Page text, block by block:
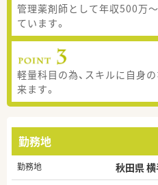
管理薬剤師として年収500万
ています。
軽量科目の為、スキルに自身
来ます。
勤務地
勤務地 秋田県